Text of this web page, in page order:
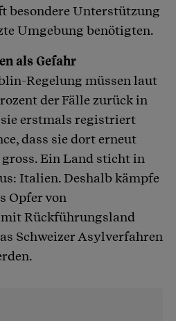
besondere Unterstützung
Umgebung benötigten.
als Gefahr
Regelung müssen laut
der Fälle zurück in
erstmals registriert
dass sie dort erneut
gross. Ein Land sticht in
Italien. Deshalb kämpfe
Opfer von
Rückführungsland
Schweizer Asylverfahren